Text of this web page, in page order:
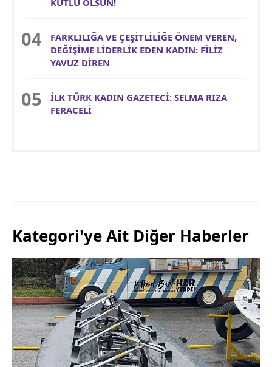
FARKLILIĞA VE ÇEŞİTLİLİĞE ÖNEM VEREN,
DEĞİŞİME LİDERLİK EDEN KADIN: FİLİZ
YAVUZ DİREN
İLK TÜRK KADIN GAZETECİ: SELMA RIZA
FERACELİ
Kategori'ye Ait Diğer Haberler